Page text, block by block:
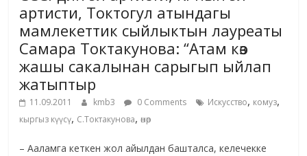
артисти, Токтогул атындагы
мамлекеттик сыйлыктын лауреаты
Самара Токтакунова: “Атам көз
жашы сакалынан сарыгып ыйлап
жатыптыр
11.09.2011 kmb3 0 Comments Искусство, комуз,
кыргыз күүсү, С.Токтакунова,өнөр
– Ааламга кеткен жол айылдан башталса, келечекке